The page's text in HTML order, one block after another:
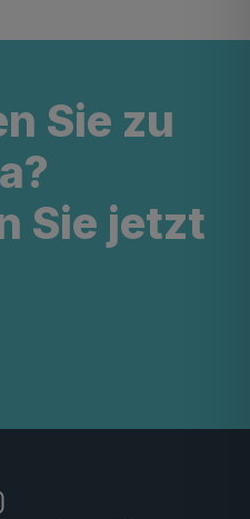
Sie zu
Sie jetzt